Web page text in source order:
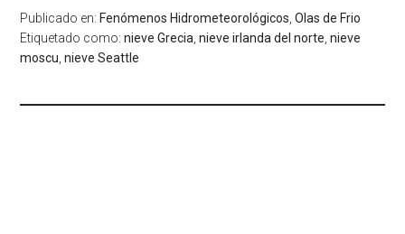
Publicado en: Fenómenos Hidrometeorológicos,Olas de Frio
Etiquetado como:nieve Grecia,nieve irlanda del norte,nieve
moscu,nieve Seattle